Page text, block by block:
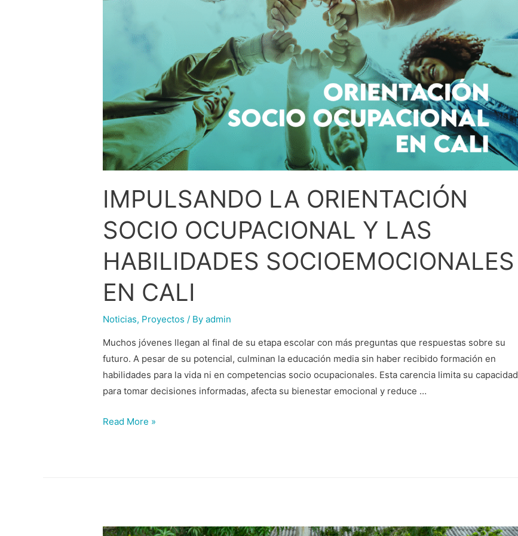
IMPULSANDO LA ORIENTACIÓN
SOCIO OCUPACIONAL Y LAS
HABILIDADES SOCIOEMOCIONALES
EN CALI
Noticias, Proyectos / Byadmin
Muchos jóvenes llegan al final de su etapa escolar con más preguntas que respuestas sobre su
futuro. A pesar de su potencial, culminan la educación media sin haber recibido formación en
habilidades para la vida ni en competencias socio ocupacionales. Esta carencia limita su capacidad
para tomar decisiones informadas, afecta su bienestar emocional y reduce …
Read More »